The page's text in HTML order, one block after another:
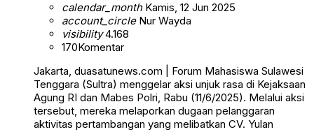
calendar_monthKamis, 12 Jun 2025
account_circleNur Wayda
visibility4.168
170Komentar
Jakarta, duasatunews.com | Forum Mahasiswa Sulawesi
Tenggara (Sultra) menggelar aksi unjuk rasa di Kejaksaan
Agung RI dan Mabes Polri, Rabu (11/6/2025). Melalui aksi
tersebut, mereka melaporkan dugaan pelanggaran
aktivitas pertambangan yang melibatkan CV. Yulan